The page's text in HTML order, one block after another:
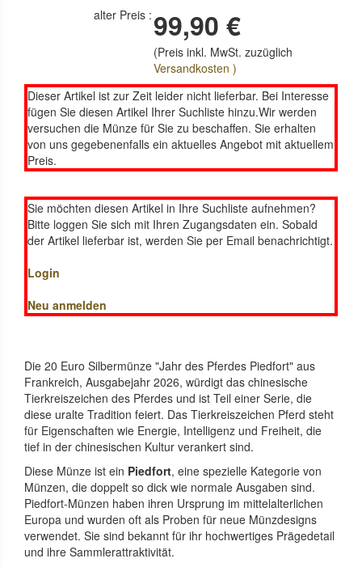
alter Preis : 99,90 €
(Preis inkl. MwSt. zuzüglich
Versandkosten )
Dieser Artikel ist zur Zeit leider nicht lieferbar. Bei Interesse
fügen Sie diesen Artikel Ihrer Suchliste hinzu.Wir werden
versuchen die Münze für Sie zu beschaffen. Sie erhalten
von uns gegebenenfalls ein aktuelles Angebot mit aktuellem
Preis.
Sie möchten diesen Artikel in Ihre Suchliste aufnehmen?
Bitte loggen Sie sich mit Ihren Zugangsdaten ein. Sobald
der Artikel lieferbar ist, werden Sie per Email benachrichtigt.
Login
Neu anmelden
Die 20 Euro Silbermünze "Jahr des Pferdes Piedfort" aus
Frankreich, Ausgabejahr 2026, würdigt das chinesische
Tierkreiszeichen des Pferdes und ist Teil einer Serie, die
diese uralte Tradition feiert. Das Tierkreiszeichen Pferd steht
für Eigenschaften wie Energie, Intelligenz und Freiheit, die
tief in der chinesischen Kultur verankert sind.
Diese Münze ist ein Piedfort, eine spezielle Kategorie von
Münzen, die doppelt so dick wie normale Ausgaben sind.
Piedfort-Münzen haben ihren Ursprung im mittelalterlichen
Europa und wurden oft als Proben für neue Münzdesigns
verwendet. Sie sind bekannt für ihr hochwertiges Prägedetail
und ihre Sammlerattraktivität.